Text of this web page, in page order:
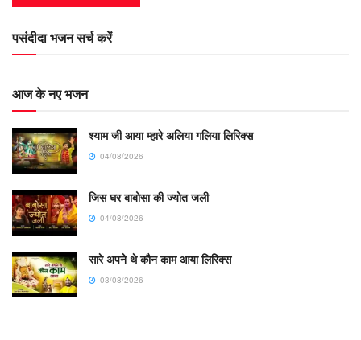
पसंदीदा भजन सर्च करें
आज के नए भजन
श्याम जी आया म्हारे अलिया गलिया लिरिक्स
04/08/2026
जिस घर बाबोसा की ज्योत जली
04/08/2026
सारे अपने थे कौन काम आया लिरिक्स
03/08/2026